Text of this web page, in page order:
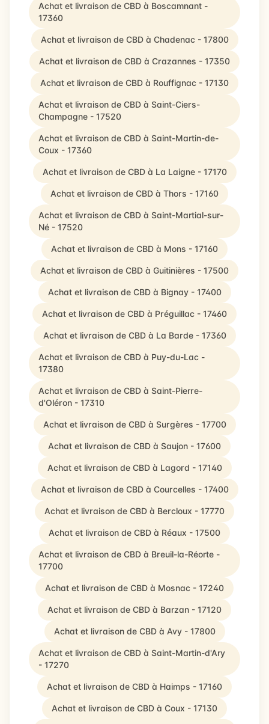
Achat et livraison de CBD à Boscamnant -
17360
Achat et livraison de CBD à Chadenac - 17800
Achat et livraison de CBD à Crazannes - 17350
Achat et livraison de CBD à Rouffignac - 17130
Achat et livraison de CBD à Saint-Ciers-
Champagne - 17520
Achat et livraison de CBD à Saint-Martin-de-
Coux - 17360
Achat et livraison de CBD à La Laigne - 17170
Achat et livraison de CBD à Thors - 17160
Achat et livraison de CBD à Saint-Martial-sur-
Né - 17520
Achat et livraison de CBD à Mons - 17160
Achat et livraison de CBD à Guitinières - 17500
Achat et livraison de CBD à Bignay - 17400
Achat et livraison de CBD à Préguillac - 17460
Achat et livraison de CBD à La Barde - 17360
Achat et livraison de CBD à Puy-du-Lac -
17380
Achat et livraison de CBD à Saint-Pierre-
d'Oléron - 17310
Achat et livraison de CBD à Surgères - 17700
Achat et livraison de CBD à Saujon - 17600
Achat et livraison de CBD à Lagord - 17140
Achat et livraison de CBD à Courcelles - 17400
Achat et livraison de CBD à Bercloux - 17770
Achat et livraison de CBD à Réaux - 17500
Achat et livraison de CBD à Breuil-la-Réorte -
17700
Achat et livraison de CBD à Mosnac - 17240
Achat et livraison de CBD à Barzan - 17120
Achat et livraison de CBD à Avy - 17800
Achat et livraison de CBD à Saint-Martin-d'Ary
- 17270
Achat et livraison de CBD à Haimps - 17160
Achat et livraison de CBD à Coux - 17130